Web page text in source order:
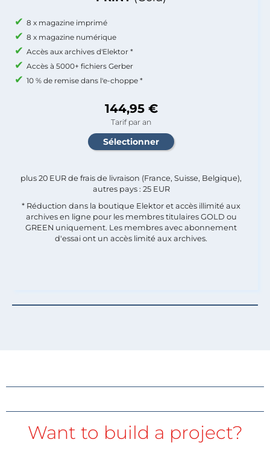
8 x magazine imprimé
8 x magazine numérique
Accès aux archives d'Elektor *
Accès à 5000+ fichiers Gerber
10 % de remise dans l'e-choppe *
144,95 €
Tarif par an
plus 20 EUR de frais de livraison (France, Suisse, Belgique),
autres pays : 25 EUR
* Réduction dans la boutique Elektor et accès illimité aux
archives en ligne pour les membres titulaires GOLD ou
GREEN uniquement. Les membres avec abonnement
d'essai ont un accès limité aux archives.
Want to build a project?